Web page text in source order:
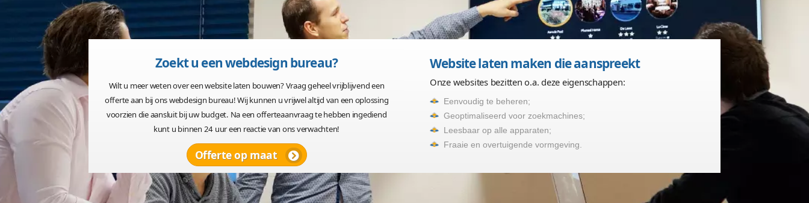
Wilt u ook een prachtige café website laten maken? Wij bouwen effectieve websites met een prachtige vormgeving.
Goed gevonden op internet en zelf te beheren! Maak nu een afspraak om ook zo'n fantastische website te maken.
Vandaag al starten met het behalen van online